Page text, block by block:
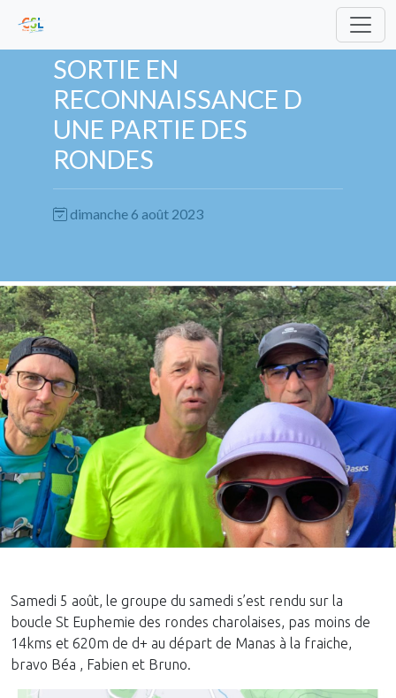
SORTIE EN
RECONNAISSANCE D
UNE PARTIE DES
RONDES
dimanche 6 août 2023
Samedi 5 août, le groupe du samedi s’est rendu sur la
boucle St Euphemie des rondes charolaises, pas moins de
14kms et 620m de d+ au départ de Manas à la fraiche,
bravo Béa , Fabien et Bruno.